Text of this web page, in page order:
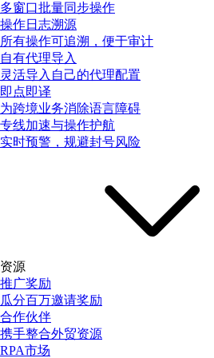
多窗口批量同步操作
操作日志溯源
所有操作可追溯，便于审计
自有代理导入
灵活导入自己的代理配置
即点即译
为跨境业务消除语言障碍
专线加速与操作护航
实时预警，规避封号风险
资源
推广奖励
瓜分百万邀请奖励
合作伙伴
携手整合外贸资源
RPA市场